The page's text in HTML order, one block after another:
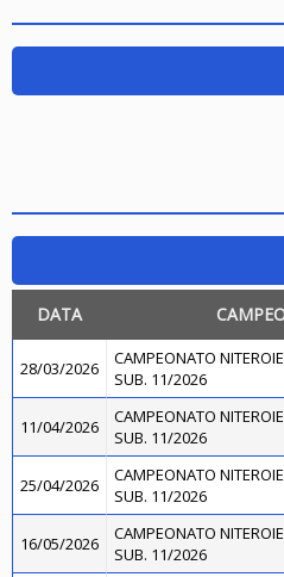
DATA
28/03/2026
CAMPEONATO
SUB. 11/2026
11/04/2026
CAMPEONATO
SUB. 11/2026
25/04/2026
CAMPEONATO
SUB. 11/2026
16/05/2026
CAMPEONATO
SUB. 11/2026